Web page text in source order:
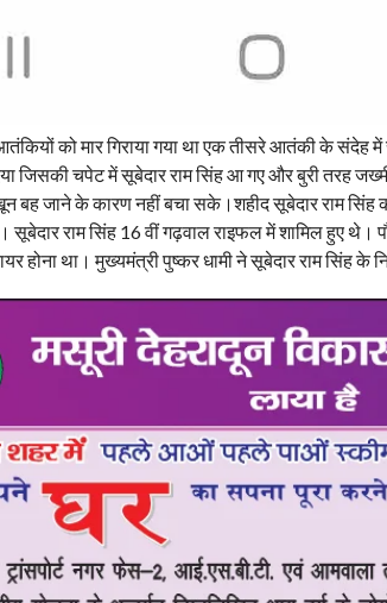
को मार गिराया गया था एक तीसरे आतंकी के संदेह में
जिसकी चपेट में सूबेदार राम सिंह आ गए और बुरी तरह
जाने के कारण नहीं बचा सके।शहीद सूबेदार राम सिंह
राम सिंह 16 वीं गढ़वाल राइफल में शामिल हुए थे।
होना था। मुख्यमंत्री पुष्कर धामी ने सूबेदार राम सिंह के